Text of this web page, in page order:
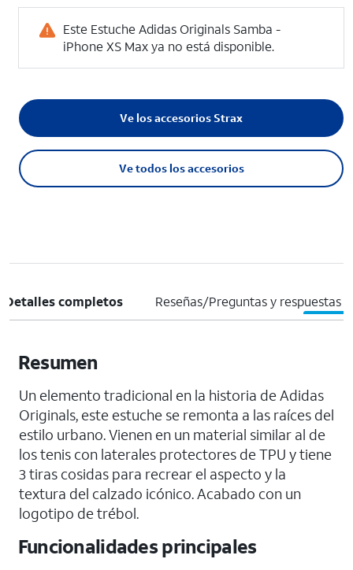
Este Estuche Adidas Originals Samba -
iPhone XS Max ya no está disponible.
Ve todos los accesorios
Ve los accesorios Strax
Detalles completos Reseñas/Preguntas y respuestas
Resumen
Un elemento tradicional en la historia de Adidas
Originals, este estuche se remonta a las raíces del
estilo urbano. Vienen en un material similar al de
los tenis con laterales protectores de TPU y tiene
3 tiras cosidas para recrear el aspecto y la
textura del calzado icónico. Acabado con un
logotipo de trébol.
Funcionalidades principales